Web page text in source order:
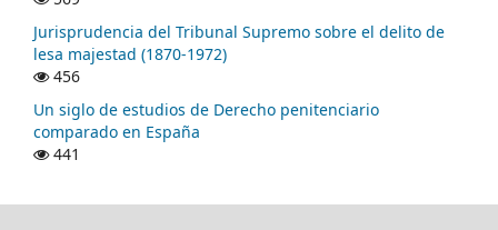
Jurisprudencia del Tribunal Supremo sobre el delito de
lesa majestad (1870-1972)
456
Un siglo de estudios de Derecho penitenciario
comparado en España
441